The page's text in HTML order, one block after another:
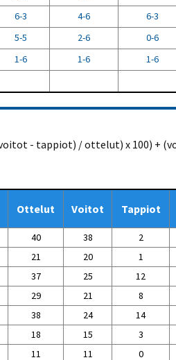
6-3 4-6 6-3
5-5 2-6 0-6
1-6 1-6 1-6
- tappiot) / ottelut) x 100) +
Ottelut Voitot Tappiot
40 38 2
21 20 1
37 25 12
29 21 8
38 24 14
18 15 3
11 11 0